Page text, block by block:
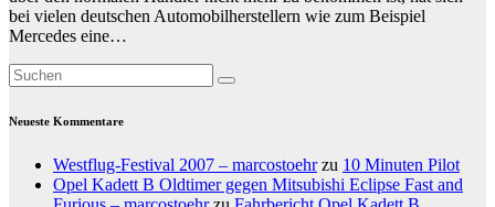
bei vielen deutschen Automobilherstellern wie zum Beispiel
Mercedes eine…
Neueste Kommentare
Westflug-Festival 2007 – marcostoehrzu 10 Minuten Pilot
Opel Kadett B Oldtimer gegen Mitsubishi Eclipse Fast and